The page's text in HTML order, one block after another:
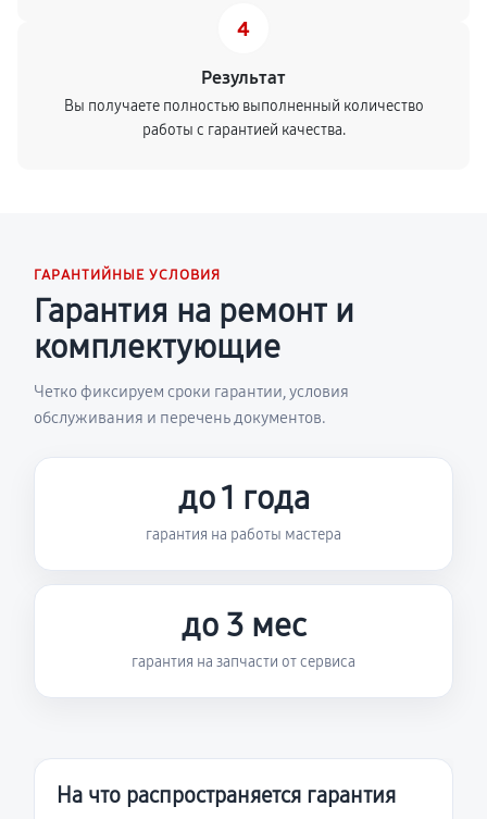
4
Результат
Вы получаете полностью выполненный количество
работы с гарантией качества.
ГАРАНТИЙНЫЕ УСЛОВИЯ
Гарантия на ремонт и
комплектующие
Четко фиксируем сроки гарантии, условия
обслуживания и перечень документов.
до 1 года
гарантия на работы мастера
до 3 мес
гарантия на запчасти от сервиса
На что распространяется гарантия